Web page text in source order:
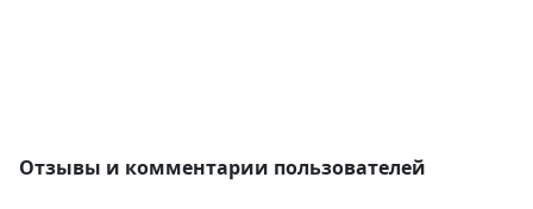
Отзывы и комментарии пользователей